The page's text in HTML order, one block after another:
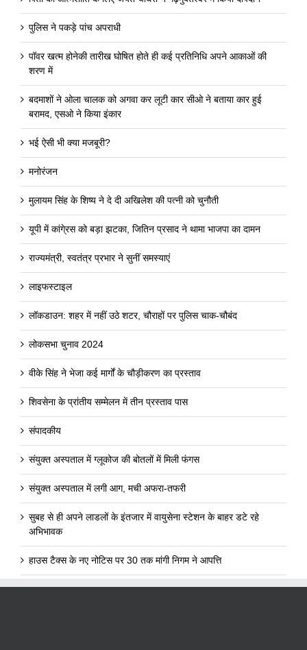
पुलिस ने पकड़े पांच अपराधी
पॉवर खत्म होनेकी तारीख घोषित होते ही कई प्रतिनिधि अपने आकाओं की
शरण में
बदमाशों ने ओला चालक को अगवा कर लूटी कार सीओ ने बताया कार हुई
बरामद, एसओ ने किया इंकार
भई ऐसी भी क्या मजबूरी?
मनोरंजन
मुलायम सिंह के शिष्य ने दे दी अखिलेश की पत्नी को चुनौती
यूपी में कांगे्रस को बड़ा झटका, जितिन प्रसाद ने थामा भाजपा का दामन
राज्यमंत्री, स्वतंत्र प्रभार ने सुनीं समस्याएं
लाइफस्टाइल
लॉकडाउन: शहर में नहीं उठे शटर, चौराहों पर पुलिस चाक-चौबंद
लोकसभा चुनाव 2024
वीके सिंह ने भेजा कई मार्गों के चौड़ीकरण का प्रस्ताव
शिवसेना के प्रांतीय सम्मेलन में तीन प्रस्ताव पास
संपादकीय
संयुक्त अस्पताल में ग्लूकोज की बोतलों में मिली फंगस
संयुक्त अस्पताल में लगी आग, मची अफरा-तफरी
सुबह से ही अपने लाडलों के इंतजार में वायुसेना स्टेशन के बाहर डटे रहे
अभिभावक
हाउस टैक्स के नए नोटिस पर 30 तक मांगी निगम ने आपत्ति